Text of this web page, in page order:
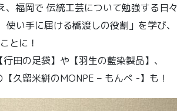
福岡で 伝統工芸について勉強する日々
い手に届ける橋渡しの役割」を学び、
とに！
田の足袋】や【羽生の藍染製品】、
久留米絣のMONPE – もんぺ -】も！